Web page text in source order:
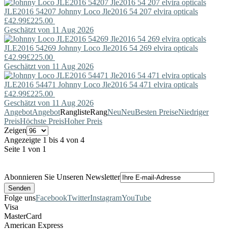
JLE2016 54207 Johnny Loco Jle2016 54 207 elvira opticals
£42.99£225.00
Geschätzt von 11 Aug 2026
JLE2016 54269 Johnny Loco Jle2016 54 269 elvira opticals
£42.99£225.00
Geschätzt von 11 Aug 2026
JLE2016 54471 Johnny Loco Jle2016 54 471 elvira opticals
£42.99£225.00
Geschätzt von 11 Aug 2026
AngebotAngebotRanglisteRangNeuNeuBesten PreiseNiedriger
PreisHöchste PreisHoher Preis
Zeigen
Angezeigte 1 bis 4 von 4
Seite 1 von 1
Abonnieren Sie Unseren Newsletter
Folge unsFacebookTwitterInstagramYouTube
Visa
MasterCard
American Express